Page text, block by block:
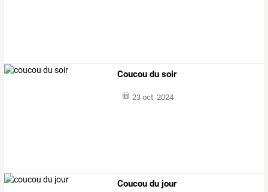
Coucou du soir
23 oct. 2024
Coucou du jour